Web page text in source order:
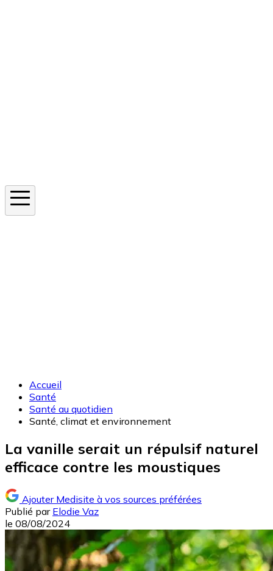
Accueil
Santé
Santé au quotidien
Santé, climat et environnement
La vanille serait un répulsif naturel
efficace contre les moustiques
Ajouter Medisite à vos sources préférées
Publié par Elodie Vaz
le 08/08/2024